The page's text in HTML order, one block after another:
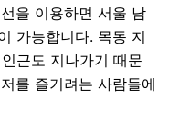
을 이용하면 서울 남
가능합니다. 목동 지
근도 지나가기 때문
를 즐기려는 사람들에